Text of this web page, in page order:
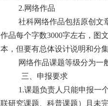
2.网络作品
社科网络作品包括原创文
作品每个字数3000字左右，图
本，但要有总体设计说明和分集
网络作品课题等级分为一
三、申报要求
1.课题负责人只能申报一
联研究课题、科普课题）且未